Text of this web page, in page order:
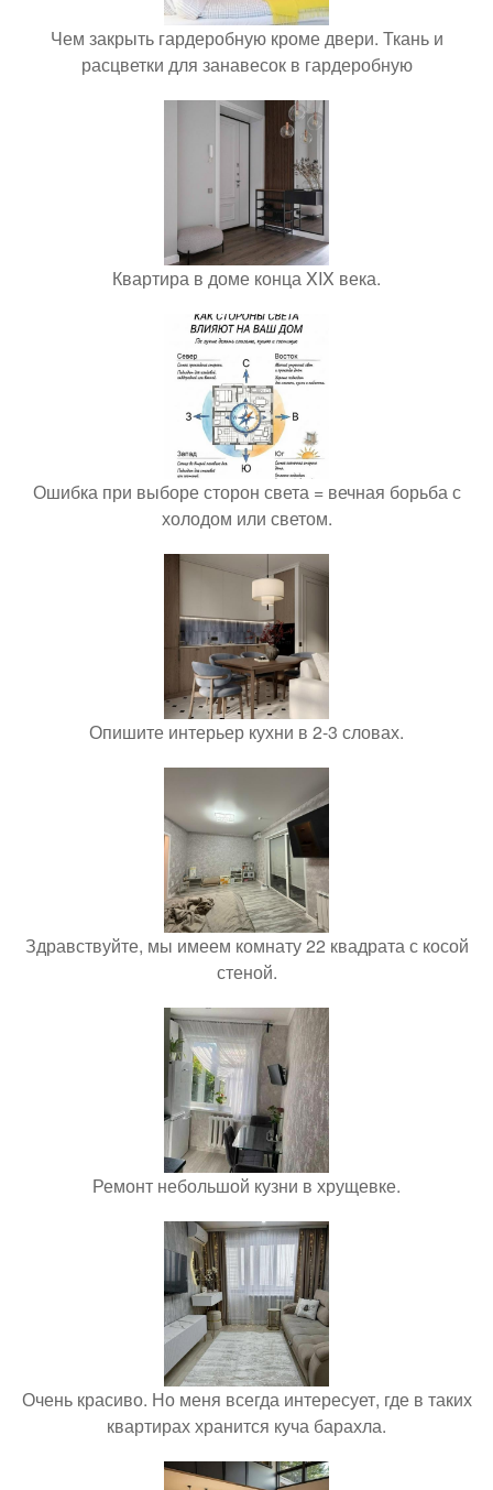
Чем закрыть гардеробную кроме двери. Ткань и
расцветки для занавесок в гардеробную
Квартира в доме конца XIX века.
Ошибка при выборе сторон света = вечная борьба с
холодом или светом.
Опишите интерьер кухни в 2-3 словах.
Здравствуйте, мы имеем комнату 22 квадрата с косой
стеной.
Ремонт небольшой кузни в хрущевке.
Очень красиво. Но меня всегда интересует, где в таких
квартирах хранится куча барахла.